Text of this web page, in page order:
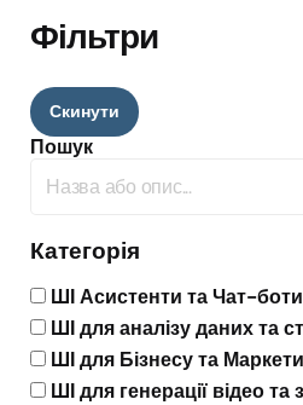
Фільтри
Скинути
Пошук
Категорія
ШІ Асистенти та Чат-боти
ШІ для аналізу даних та
ШІ для Бізнесу та
ШІ для генерації відео